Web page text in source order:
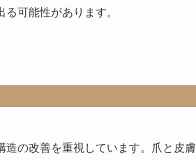
可能性があります。
の改善を重視しています。爪と皮膚